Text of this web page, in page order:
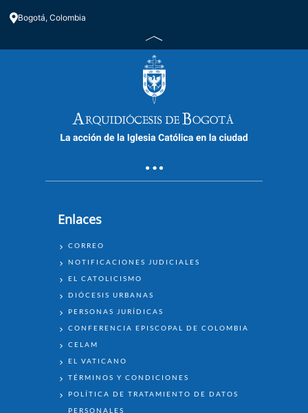
Bogotá, Colombia
Enlaces
ENLACES
CORREO
NOTIFICACIONES JUDICIALES
EL CATOLICISMO
DIÓCESIS URBANAS
PERSONAS JURÍDICAS
CONFERENCIA EPISCOPAL DE COLOMBIA
CELAM
EL VATICANO
TÉRMINOS Y CONDICIONES
POLÍTICA DE TRATAMIENTO DE DATOS
PERSONALES